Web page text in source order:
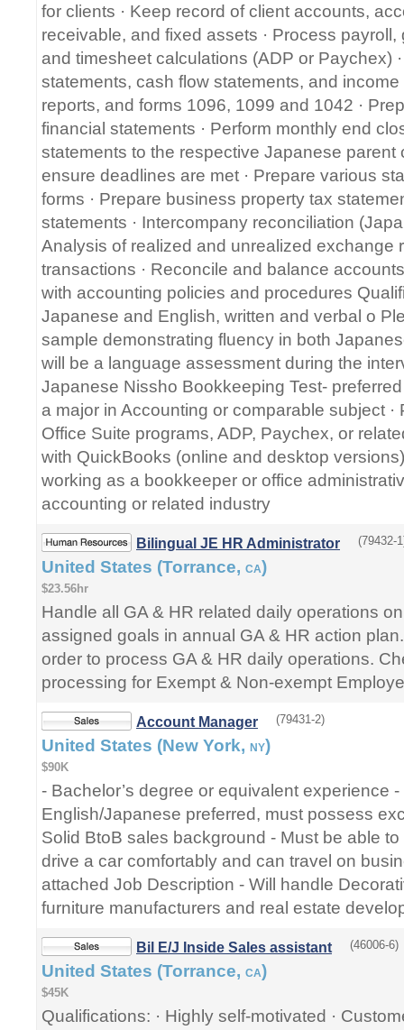
for clients · Keep record of client accounts,
receivable, and fixed assets · Process
and timesheet calculations (ADP or Paychex)
statements, cash flow statements, and
reports, and forms 1096, 1099 and 1042 ·
financial statements · Perform monthly end
statements to the respective Japanese parent
ensure deadlines are met · Prepare various
forms · Prepare business property tax
statements · Intercompany reconciliation
Analysis of realized and unrealized exchange
transactions · Reconcile and balance
with accounting policies and procedures
Japanese and English, written and verbal o
sample demonstrating fluency in both
will be a language assessment during the
Japanese Nissho Bookkeeping Test- preferred
a major in Accounting or comparable subject
Office Suite programs, ADP, Paychex, or
with QuickBooks (online and desktop
working as a bookkeeper or office
accounting or related industry
Bilingual JE HR Administrator (79432-
United States (Torrance, CA)
$23.56hr
Handle all GA & HR related daily operations
assigned goals in annual GA & HR action
order to process GA & HR daily operations.
processing for Exempt & Non-exempt
Account Manager (79431-2)
United States (New York, NY)
$90K
- Bachelor’s degree or equivalent experience
English/Japanese preferred, must possess
Solid BtoB sales background - Must be able
drive a car comfortably and can travel on
attached Job Description - Will handle
furniture manufacturers and real estate
Bil E/J Inside Sales assistant (46006-6)
United States (Torrance, CA)
$45K
Qualifications: · Highly self-motivated ·